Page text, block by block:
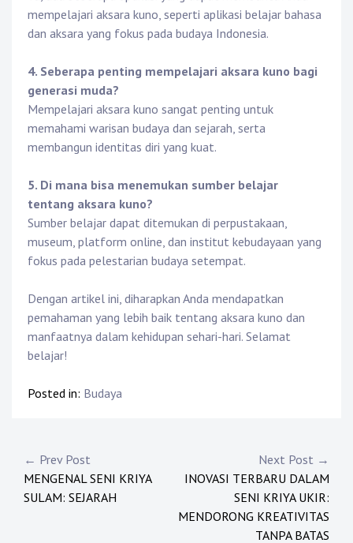
mempelajari aksara kuno, seperti aplikasi belajar bahasa
dan aksara yang fokus pada budaya Indonesia.
4. Seberapa penting mempelajari aksara kuno bagi
generasi muda?
Mempelajari aksara kuno sangat penting untuk
memahami warisan budaya dan sejarah, serta
membangun identitas diri yang kuat.
5. Di mana bisa menemukan sumber belajar
tentang aksara kuno?
Sumber belajar dapat ditemukan di perpustakaan,
museum, platform online, dan institut kebudayaan yang
fokus pada pelestarian budaya setempat.
Dengan artikel ini, diharapkan Anda mendapatkan
pemahaman yang lebih baik tentang aksara kuno dan
manfaatnya dalam kehidupan sehari-hari. Selamat
belajar!
Posted in: Budaya
Post
navigation
← Prev Post
MENGENAL SENI KRIYA
SULAM: SEJARAH
Next Post →
INOVASI TERBARU DALAM
SENI KRIYA UKIR:
MENDORONG KREATIVITAS
TANPA BATAS